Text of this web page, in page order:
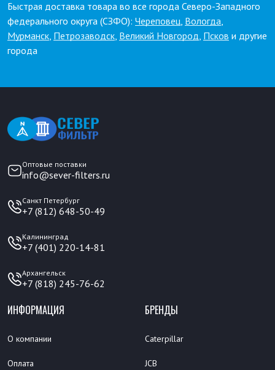
Быстрая доставка товара во все города Северо-Западного
федерального округа (СЗФО): Череповец, Вологда,
Мурманск, Петрозаводск, Великий Новгород, Псков и другие
города
Оптовые поставки
info@sever-filters.ru
Санкт Петербург
+7 (812) 648-50-49
Калининград
+7 (401) 220-14-81
Архангельск
+7 (818) 245-76-62
ИНФОРМАЦИЯ
О компании
Оплата
БРЕНДЫ
Caterpillar
JCB